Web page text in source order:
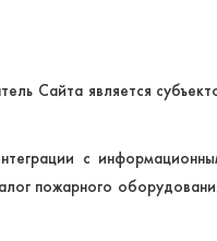
Сайта является
с
пожарного